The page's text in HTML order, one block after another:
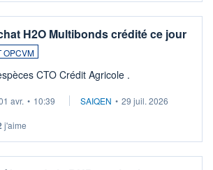
H2O Multibonds crédité ce jour
OPCVM
CTO Crédit Agricole .
avr. • 10:39 SAIQEN • 29 juil. 2026
j'aime